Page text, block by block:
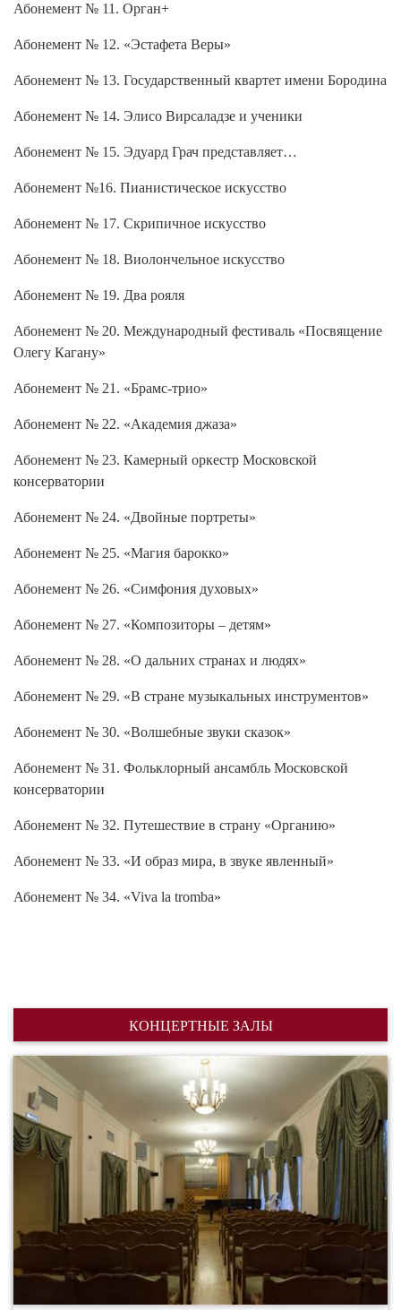
Абонемент № 11. Орган+
Абонемент № 12. «Эстафета Веры»
Абонемент № 13. Государственный квартет имени Бородина
Абонемент № 14. Элисо Вирсаладзе и ученики
Абонемент № 15. Эдуард Грач представляет…
Абонемент №16. Пианистическое искусство
Абонемент № 17. Скрипичное искусство
Абонемент № 18. Виолончельное искусство
Абонемент № 19. Два рояля
Абонемент № 20. Международный фестиваль «Посвящение
Олегу Кагану»
Абонемент № 21. «Брамс-трио»
Абонемент № 22. «Академия джаза»
Абонемент № 23. Камерный оркестр Московской
консерватории
Абонемент № 24. «Двойные портреты»
Абонемент № 25. «Магия барокко»
Абонемент № 26. «Симфония духовых»
Абонемент № 27. «Композиторы – детям»
Абонемент № 28. «О дальних странах и людях»
Абонемент № 29. «В стране музыкальных инструментов»
Абонемент № 30. «Волшебные звуки сказок»
Абонемент № 31. Фольклорный ансамбль Московской
консерватории
Абонемент № 32. Путешествие в страну «Органию»
Абонемент № 33. «И образ мира, в звуке явленный»
Абонемент № 34. «Viva la tromba»
КОНЦЕРТНЫЕ ЗАЛЫ